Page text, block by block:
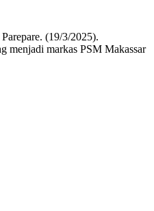
(19/3/2025).
menjadi markas PSM Makassar